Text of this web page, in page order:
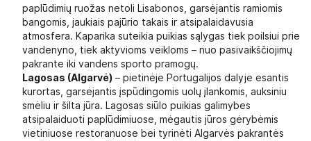
paplūdimių ruožas netoli Lisabonos, garsėjantis ramiomis
bangomis, jaukiais pajūrio takais ir atsipalaidavusia
atmosfera. Kaparika suteikia puikias sąlygas tiek poilsiui prie
vandenyno, tiek aktyvioms veikloms – nuo pasivaikščiojimų
pakrante iki vandens sporto pramogų.
Lagosas (Algarvė) – pietinėje Portugalijos dalyje esantis
kurortas, garsėjantis įspūdingomis uolų įlankomis, auksiniu
smėliu ir šilta jūra. Lagosas siūlo puikias galimybes
atsipalaiduoti paplūdimiuose, mėgautis jūros gėrybėmis
vietiniuose restoranuose bei tyrinėti Algarvės pakrantės